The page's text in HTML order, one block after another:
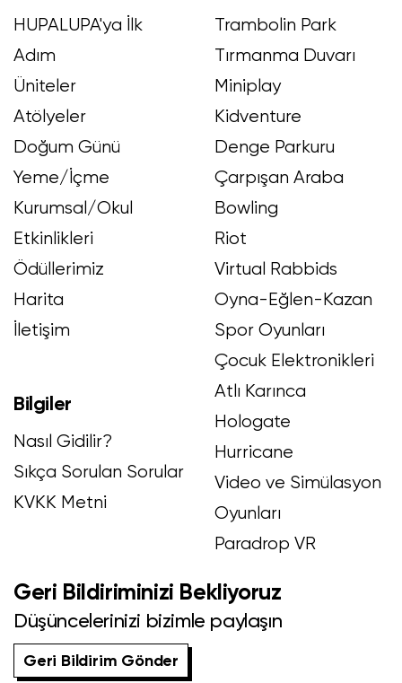
HUPALUPA'ya İlk
Adım
Üniteler
Atölyeler
Doğum Günü
Yeme/İçme
Kurumsal/Okul
Etkinlikleri
Ödüllerimiz
Harita
İletişim
Bilgiler
Nasıl Gidilir?
Sıkça Sorulan Sorular
KVKK Metni
Trambolin Park
Tırmanma Duvarı
Miniplay
Kidventure
Denge Parkuru
Çarpışan Araba
Bowling
Riot
Virtual Rabbids
Oyna-Eğlen-Kazan
Spor Oyunları
Çocuk Elektronikleri
Atlı Karınca
Hologate
Hurricane
Video ve Simülasyon
Oyunları
Paradrop VR
Geri Bildiriminizi Bekliyoruz
Düşüncelerinizi bizimle paylaşın
Geri Bildirim Gönder